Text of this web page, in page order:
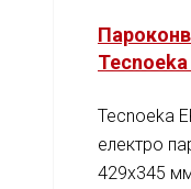
Tecnoeka
Tecnoeka
електро
429x345